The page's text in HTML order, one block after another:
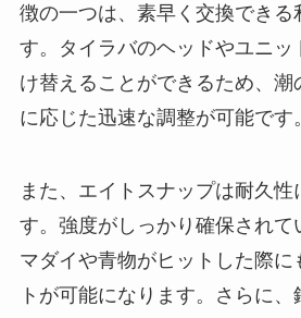
徴の一つは、素早く交換できる
す。タイラバのヘッドやユニッ
け替えることができるため、潮
に応じた迅速な調整が可能です。
また、エイトスナップは耐久性
す。強度がしっかり確保されて
マダイや青物がヒットした際に
トが可能になります。さらに